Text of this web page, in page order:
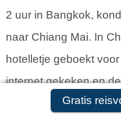
Gratis
2 uur in Bangkok,
naar Chiang Mai. In
hotelletje geboekt
internet gekeken en
binnen een paar
Gratis